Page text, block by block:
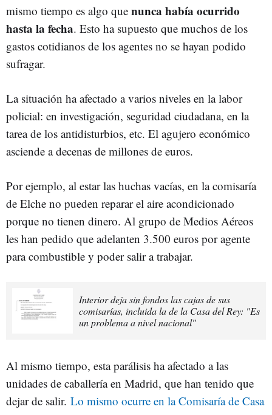
mismo tiempo es algo que nunca había ocurrido
hasta la fecha. Esto ha supuesto que muchos de los
gastos cotidianos de los agentes no se hayan podido
sufragar.
La situación ha afectado a varios niveles en la labor
policial: en investigación, seguridad ciudadana, en la
tarea de los antidisturbios, etc. El agujero económico
asciende a decenas de millones de euros.
Por ejemplo, al estar las huchas vacías, en la comisaría
de Elche no pueden reparar el aire acondicionado
porque no tienen dinero. Al grupo de Medios Aéreos
les han pedido que adelanten 3.500 euros por agente
para combustible y poder salir a trabajar.
Interior deja sin fondos las cajas de sus
comisarías, incluida la de la Casa del Rey: "Es
un problema a nivel nacional"
Al mismo tiempo, esta parálisis ha afectado a las
unidades de caballería en Madrid, que han tenido que
dejar de salir. Lo mismo ocurre en la Comisaría de Casa